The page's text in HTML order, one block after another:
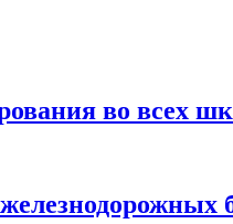
во всех